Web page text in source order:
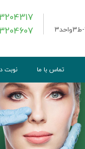
تماس با ما نوبت